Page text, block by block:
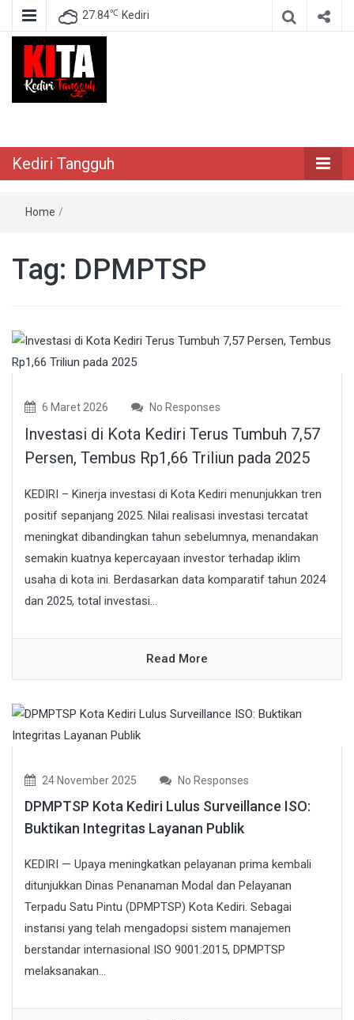
27.84℃ Kediri
Kediri Tangguh
Home /
Tag: DPMPTSP
6 Maret 2026 No Responses
Investasi di Kota Kediri Terus Tumbuh 7,57
Persen, Tembus Rp1,66 Triliun pada 2025
KEDIRI – Kinerja investasi di Kota Kediri menunjukkan tren
positif sepanjang 2025. Nilai realisasi investasi tercatat
meningkat dibandingkan tahun sebelumnya, menandakan
semakin kuatnya kepercayaan investor terhadap iklim
usaha di kota ini. Berdasarkan data komparatif tahun 2024
dan 2025, total investasi...
Read More
24 November 2025 No Responses
DPMPTSP Kota Kediri Lulus Surveillance ISO:
Buktikan Integritas Layanan Publik
KEDIRI — Upaya meningkatkan pelayanan prima kembali
ditunjukkan Dinas Penanaman Modal dan Pelayanan
Terpadu Satu Pintu (DPMPTSP) Kota Kediri. Sebagai
instansi yang telah mengadopsi sistem manajemen
berstandar internasional ISO 9001:2015, DPMPTSP
melaksanakan...